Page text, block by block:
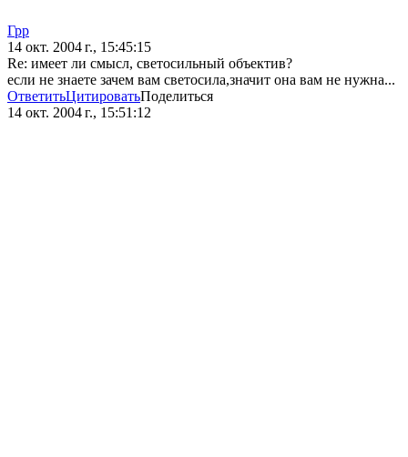
Грр
14 окт. 2004 г., 15:45:15
Re: имеет ли смысл, светосильный объектив?
если не знаете зачем вам светосила,значит она вам не нужна...
ОтветитьЦитироватьПоделиться
14 окт. 2004 г., 15:51:12